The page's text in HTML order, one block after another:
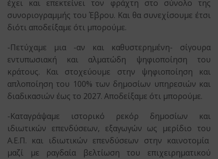
έχει και επεκτείνει τον φράχτη στο σύνολο της
συνοριογραμμής του Έβρου. Και θα συνεχίσουμε έτσι
διότι αποδείξαμε ότι μπορούμε.
-Πετύχαμε μια -αν και καθυστερημένη- σίγουρα
εντυπωσιακή και αλματώδη ψηφιοποίηση του
κράτους. Και στοχεύουμε στην ψηφιοποίηση και
απλοποίηση του 100% των δημοσίων υπηρεσιών και
διαδικασιών έως το 2027. Αποδείξαμε ότι μπορούμε.
-Καταγράψαμε ιστορικό ρεκόρ δημοσίων και
ιδιωτικών επενδύσεων, εξαγωγών ως μερίδιο του
Α.Ε.Π. και ιδιωτικών επενδύσεων στην καινοτομία
μαζί με ραγδαία βελτίωση του επιχειρηματικού